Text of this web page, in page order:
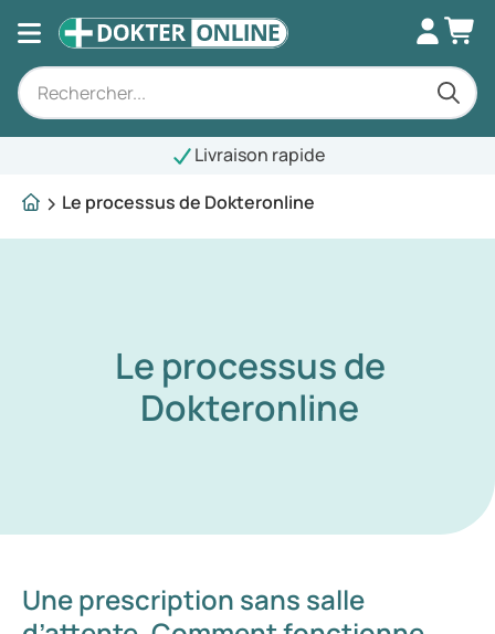
Livraison rapide
Le processus de Dokteronline
Le processus de
Dokteronline
Une prescription sans salle